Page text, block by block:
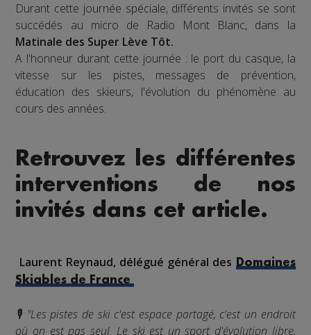
Durant cette journée spéciale, différents invités se sont
succédés au micro de Radio Mont Blanc, dans la
Matinale des Super Lève Tôt.
A l'honneur durant cette journée : le port du casque, la
vitesse sur les pistes, messages de prévention,
éducation des skieurs, l'évolution du phénomène au
cours des années.
Retrouvez les différentes
interventions de nos
invités dans cet article.
Laurent Reynaud, délégué général des Domaines
Skiables de France
🎙️ "Les pistes de ski c'est espace partagé, c'est un endroit
où on est pas seul. Le ski est un sport d'évolution libre,